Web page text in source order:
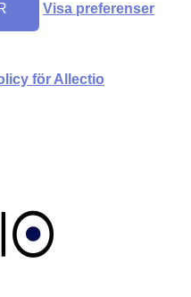
Visa preferenser
för Allectio